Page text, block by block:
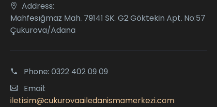
Address:
Mahfesığmaz Mah. 79141 SK. G2 Göktekin Apt. No:57
Çukurova/Adana
Phone: 0322 402 09 09
Email:
iletisim@cukurovaailedanismamerkezi.com